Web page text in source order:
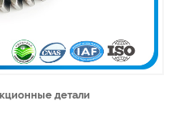
детали